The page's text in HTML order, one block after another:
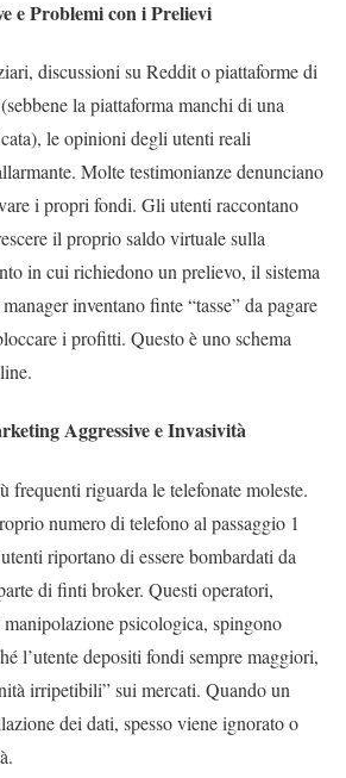
e Problemi con i Prelievi
discussioni su Reddit o piattaforme di
la piattaforma manchi di una
le opinioni degli utenti reali
Molte testimonianze denunciano
i propri fondi. Gli utenti raccontano
il proprio saldo virtuale sulla
in cui richiedono un prelievo, il sistema
inventano finte “tasse” da pagare
i profitti. Questo è uno schema
Aggressive e Invasività
frequenti riguarda le telefonate moleste.
numero di telefono al passaggio 1
riportano di essere bombardati da
di finti broker. Questi operatori,
psicologica, spingono
l’utente depositi fondi sempre maggiori,
irripetibili” sui mercati. Quando un
dei dati, spesso viene ignorato o